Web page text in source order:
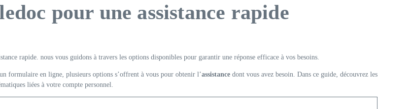
pour une assistance rapide
formulaire en ligne, plusieurs options s’offrent à vous pour obtenir l’assistance dont vous avez besoin. Dans ce guide, découvrez les
liées à votre compte personnel.